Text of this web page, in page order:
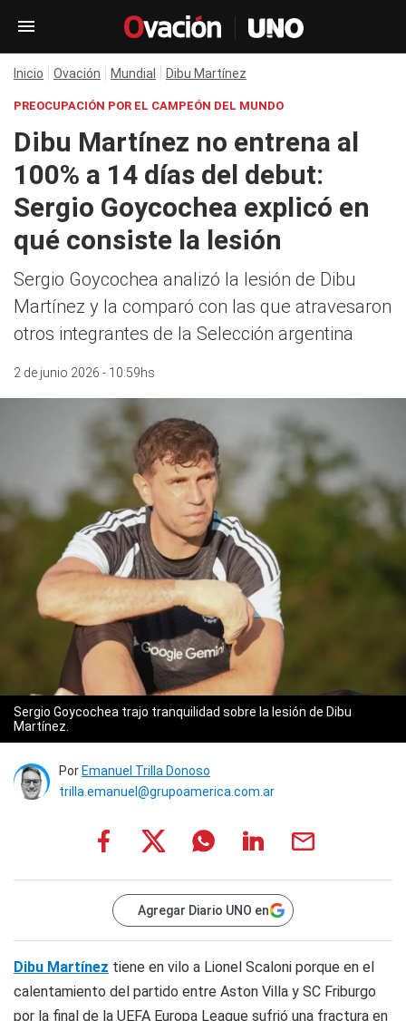
Inicio Ovación Mundial Dibu Martínez
PREOCUPACIÓN POR EL CAMPEÓN DEL MUNDO
Dibu Martínez no entrena al
100% a 14 días del debut:
Sergio Goycochea explicó en
qué consiste la lesión
Sergio Goycochea analizó la lesión de Dibu
Martínez y la comparó con las que atravesaron
otros integrantes de la Selección argentina
2 de junio 2026 - 10:59hs
Sergio Goycochea trajo tranquilidad sobre la lesión de Dibu
Martínez.
Por Emanuel Trilla Donoso
trilla.emanuel@grupoamerica.com.ar
Agregar Diario UNO en
Dibu Martínez tiene en vilo a Lionel Scaloni porque en el
calentamiento del partido entre Aston Villa y SC Friburgo
por la final de la UEFA Europa League sufrió una fractura en